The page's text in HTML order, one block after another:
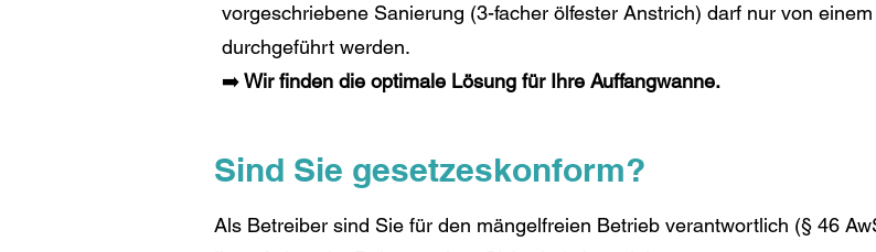
vorgeschriebene Sanierung (3-facher ölfester Anstrich) darf nur von
durchgeführt werden.
➡️Wir finden die optimale Lösung für Ihre Auffangwanne.
Sind Sie gesetzeskonform?
Als Betreiber sind Sie für den mängelfreien Betrieb verantwortlich (§ 46